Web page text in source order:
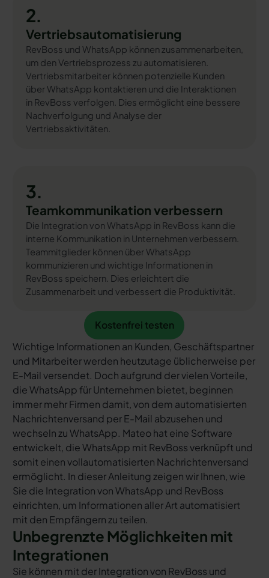
2.
Vertriebsautomatisierung
RevBoss und WhatsApp können zusammenarbeiten,
um den Vertriebsprozess zu automatisieren.
Vertriebsmitarbeiter können potenzielle Kunden
über WhatsApp kontaktieren und die Interaktionen
in RevBoss verfolgen. Dies ermöglicht eine bessere
Nachverfolgung und Analyse der
Vertriebsaktivitäten.
3.
Teamkommunikation verbessern
Die Integration von WhatsApp in RevBoss kann die
interne Kommunikation in Unternehmen verbessern.
Teammitglieder können über WhatsApp
kommunizieren und wichtige Informationen in
RevBoss speichern. Dies erleichtert die
Zusammenarbeit und verbessert die Produktivität.
Kostenfrei testen
Kostenfrei testen
Wichtige Informationen an Kunden, Geschäftspartner
und Mitarbeiter werden heutzutage üblicherweise per
E-Mail versendet. Doch aufgrund der vielen Vorteile,
die WhatsApp für Unternehmen bietet, beginnen
immer mehr Firmen damit, von dem automatisierten
Nachrichtenversand per E-Mail abzusehen und
wechseln zu WhatsApp. Mateo hat eine Software
entwickelt, die WhatsApp mit RevBoss verknüpft und
somit einen vollautomatisierten Nachrichtenversand
ermöglicht. In dieser Anleitung zeigen wir Ihnen, wie
Sie die Integration von WhatsApp und RevBoss
einrichten, um Informationen aller Art automatisiert
mit den Empfängern zu teilen.
Unbegrenzte Möglichkeiten mit
Integrationen
Sie können mit der Integration von RevBoss und